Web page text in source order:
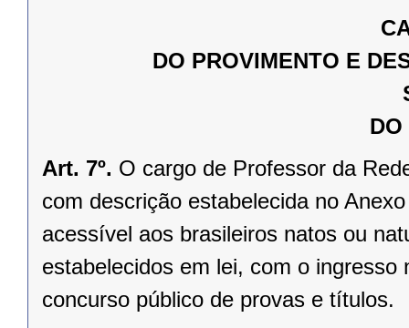
DO PROVIMENTO E
DO
Art. 7º. O cargo de Professor da
com descrição estabelecida no
acessível aos brasileiros natos ou
estabelecidos em lei, com o
concurso público de provas e títulos.